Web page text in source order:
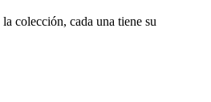
colección, cada una tiene su